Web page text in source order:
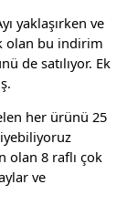
yaklaşırken ve
olan bu indirim
de satılıyor. Ek
her ürünü 25
olan 8 raflı çok
ve